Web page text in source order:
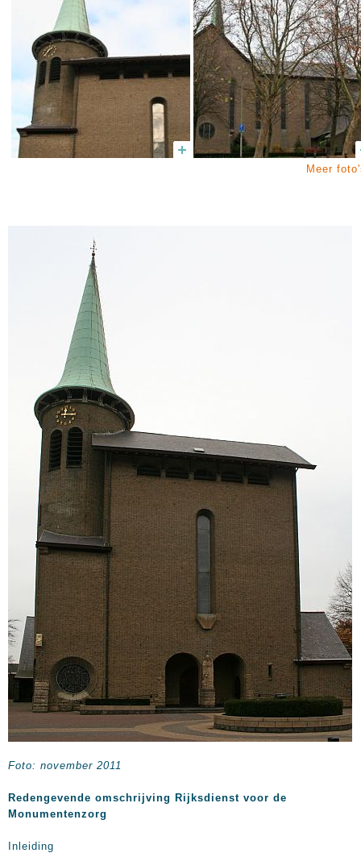
Meer
Foto: november 2011
Redengevende omschrijving Rijksdienst voor de
Monumentenzorg
Inleiding